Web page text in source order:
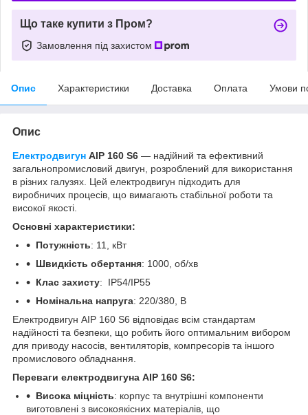
Що таке купити з Пром?
Замовлення під захистом
Опис Характеристики Доставка Оплата Умови
Опис
Електродвигун АІР 160 S6 — надійний та ефективний
загальнопромисловий двигун, розроблений для використання
в різних галузях. Цей електродвигун підходить для
виробничих процесів, що вимагають стабільної роботи та
високої якості.
Основні характеристики:
Потужність: 11, кВт
Швидкість обертання: 1000, об/хв
Клас захисту: IP54/IP55
Номінальна напруга: 220/380, В
Електродвигун АІР 160 S6 відповідає всім стандартам
надійності та безпеки, що робить його оптимальним вибором
для приводу насосів, вентиляторів, компресорів та іншого
промислового обладнання.
Переваги електродвигуна АІР 160 S6:
Висока міцність: корпус та внутрішні компоненти
виготовлені з високоякісних матеріалів, що